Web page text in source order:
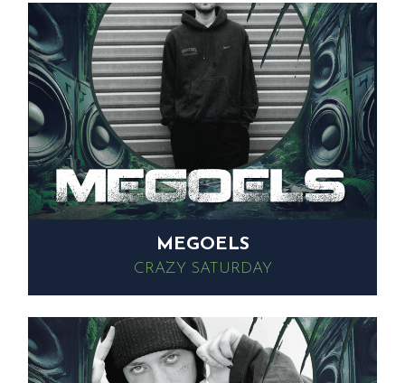
MEGOELS
CRAZY SATURDAY